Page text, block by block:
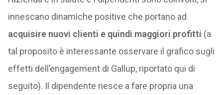
innescano dinamiche positive che portano ad
acquisire nuovi clienti e quindi maggiori profitti (a
tal proposito è interessante osservare il grafico sugli
effetti dell’engagement di Gallup, riportato qui di
seguito). Il dipendente riesce a fare propria una